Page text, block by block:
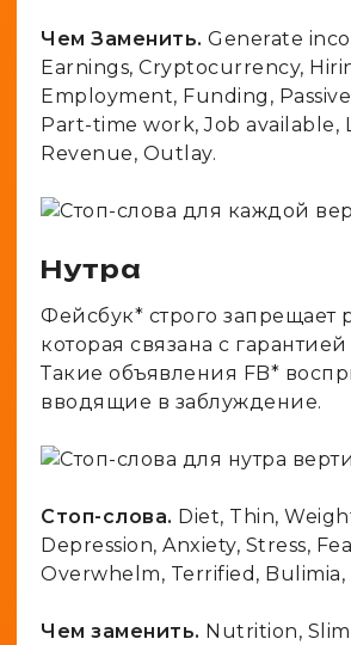
Чем Заменить. Generate
Earnings, Cryptocurrency,
Employment, Funding,
Part-time work, Job available,
Revenue, Outlay.
Нутра
Фейсбук* строго запрещает
которая связана с гарантией
Такие объявления FB*
вводящие в заблуждение.
Стоп-слова. Diet, Thin,
Depression, Anxiety, Stress,
Overwhelm, Terrified, Bulimia,
Чем заменить. Nutrition,